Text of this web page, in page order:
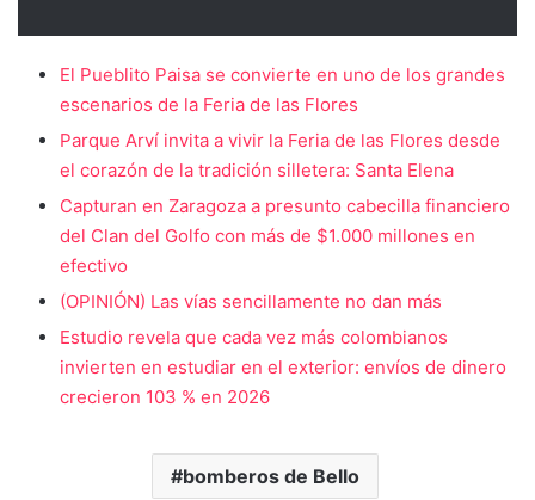
El Pueblito Paisa se convierte en uno de los grandes
escenarios de la Feria de las Flores
Parque Arví invita a vivir la Feria de las Flores desde
el corazón de la tradición silletera: Santa Elena
Capturan en Zaragoza a presunto cabecilla financiero
del Clan del Golfo con más de $1.000 millones en
efectivo
(OPINIÓN) Las vías sencillamente no dan más
Estudio revela que cada vez más colombianos
invierten en estudiar en el exterior: envíos de dinero
crecieron 103 % en 2026
bomberos de Bello